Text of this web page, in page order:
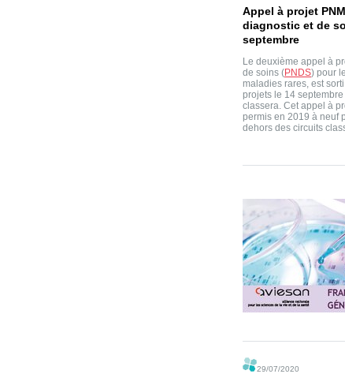
Appel à projet
diagnostic et de
septembre
Le deuxième appel à
de soins (PNDS) pour
maladies rares, est
projets le 14
classera. Cet appel à
permis en 2019 à neuf
dehors des circuits
29/07/2020